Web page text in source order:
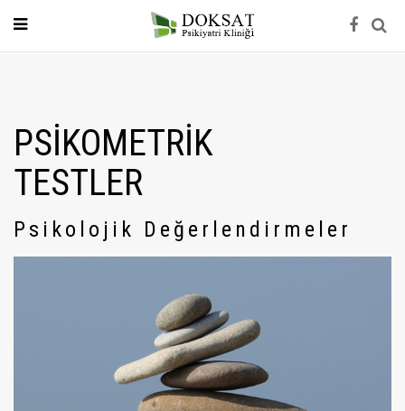
PSİKOMETRİK
TESTLER
Psikolojik Değerlendirmeler